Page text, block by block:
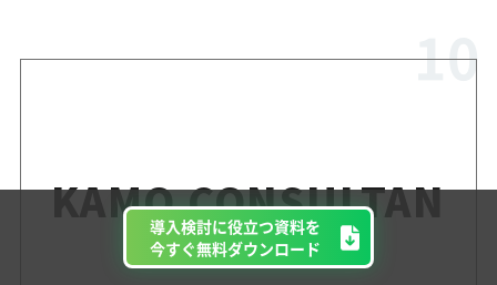
導入検討に役立つ資料を
今すぐ無料ダウンロード
KAMO CONSULTAN
CY